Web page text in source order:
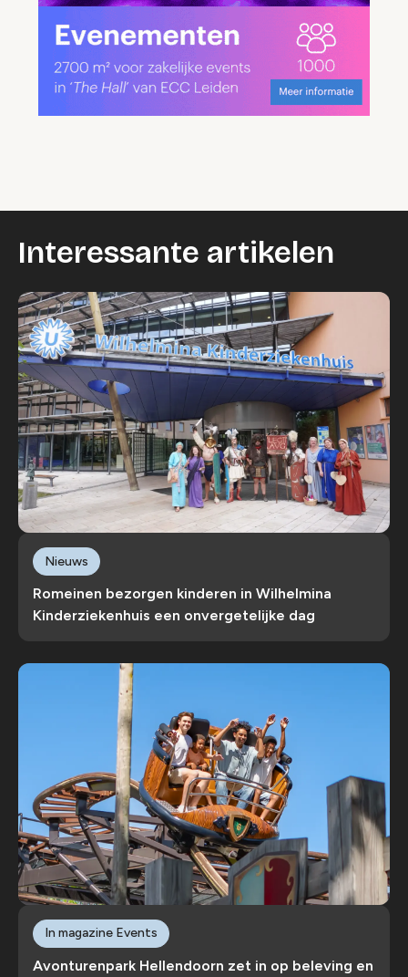
Interessante artikelen
Romeinen bezorgen kinderen in Wilhelmina
Kinderziekenhuis een onvergetelijke dag
Nieuws
Avonturenpark Hellendoorn zet in op beleving en
In magazine Events